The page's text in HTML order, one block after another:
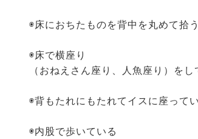
◉床におちたものを背中を丸めて拾う
◉床で横座り
（おねえさん座り、人魚座り）をし
◉背もたれにもたれてイスに座って
◉内股で歩いている